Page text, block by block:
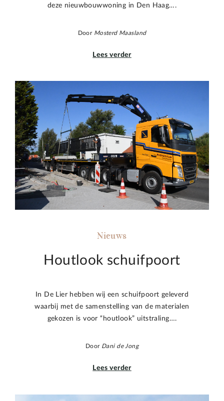
deze nieuwbouwwoning in Den Haag….
Door Mosterd Maasland
Lees verder
Nieuws
Houtlook schuifpoort
In De Lier hebben wij een schuifpoort geleverd
waarbij met de samenstelling van de materialen
gekozen is voor “houtlook” uitstraling….
Door Dani de Jong
Lees verder